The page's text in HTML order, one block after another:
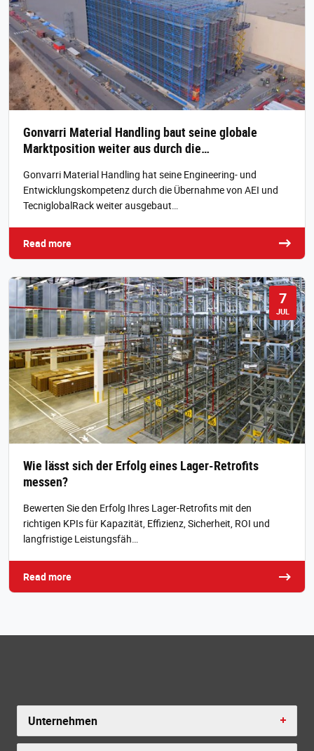
Gonvarri Material Handling baut seine globale
Marktposition weiter aus durch die…
Gonvarri Material Handling hat seine Engineering- und
Entwicklungskompetenz durch die Übernahme von AEI und
TecniglobalRack weiter ausgebaut…
Read more
7
JUL
Wie lässt sich der Erfolg eines Lager-Retrofits
messen?
Bewerten Sie den Erfolg Ihres Lager-Retrofits mit den
richtigen KPIs für Kapazität, Effizienz, Sicherheit, ROI und
langfristige Leistungsfäh…
Read more
Unternehmen